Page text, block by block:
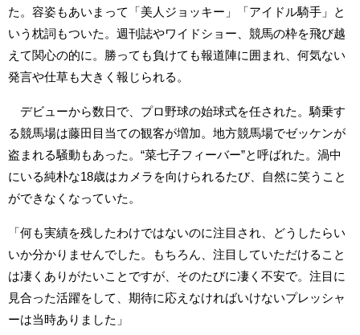
た。容姿もあいまって「美人ジョッキー」「アイドル騎手」と
いう枕詞もついた。週刊誌やワイドショー、競馬の枠を飛び越
えて関心の的に。勝っても負けても報道陣に囲まれ、何気ない
発言や仕草も大きく報じられる。
デビューから数日で、プロ野球の始球式を任された。騎乗す
る競馬場は藤田目当ての観客が増加。地方競馬場でゼッケンが
盗まれる騒動もあった。“菜七子フィーバー”と呼ばれた。渦中
にいる純朴な18歳はカメラを向けられるたび、自然に笑うこと
ができなくなっていた。
「何も実績を残したわけではないのに注目され、どうしたらい
いか分かりませんでした。もちろん、注目していただけること
は凄くありがたいことですが、そのたびに凄く不安で。注目に
見合った活躍をして、期待に応えなければいけないプレッシャ
ーは当時ありました」